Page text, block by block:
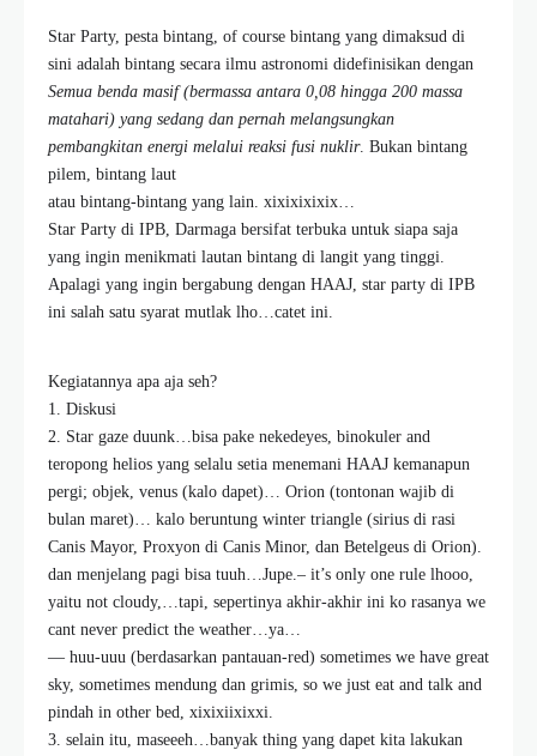
Star Party, pesta bintang, of course bintang yang dimaksud di
sini adalah bintang secara ilmu astronomi didefinisikan dengan
Semua benda masif (bermassa antara 0,08 hingga 200 massa
matahari) yang sedang dan pernah melangsungkan
pembangkitan energi melalui reaksi fusi nuklir. Bukan bintang
pilem, bintang laut
atau bintang-bintang yang lain. xixixixixix…
Star Party di IPB, Darmaga bersifat terbuka untuk siapa saja
yang ingin menikmati lautan bintang di langit yang tinggi.
Apalagi yang ingin bergabung dengan HAAJ, star party di IPB
ini salah satu syarat mutlak lho…catet ini.
Kegiatannya apa aja seh?
1. Diskusi
2. Star gaze duunk…bisa pake nekedeyes, binokuler and
teropong helios yang selalu setia menemani HAAJ kemanapun
pergi; objek, venus (kalo dapet)… Orion (tontonan wajib di
bulan maret)… kalo beruntung winter triangle (sirius di rasi
Canis Mayor, Proxyon di Canis Minor, dan Betelgeus di Orion).
dan menjelang pagi bisa tuuh…Jupe.– it’s only one rule lhooo,
yaitu not cloudy,…tapi, sepertinya akhir-akhir ini ko rasanya we
cant never predict the weather…ya…
— huu-uuu (berdasarkan pantauan-red) sometimes we have great
sky, sometimes mendung dan grimis, so we just eat and talk and
pindah in other bed, xixixiixixxi.
3. selain itu, maseeeh…banyak thing yang dapet kita lakukan